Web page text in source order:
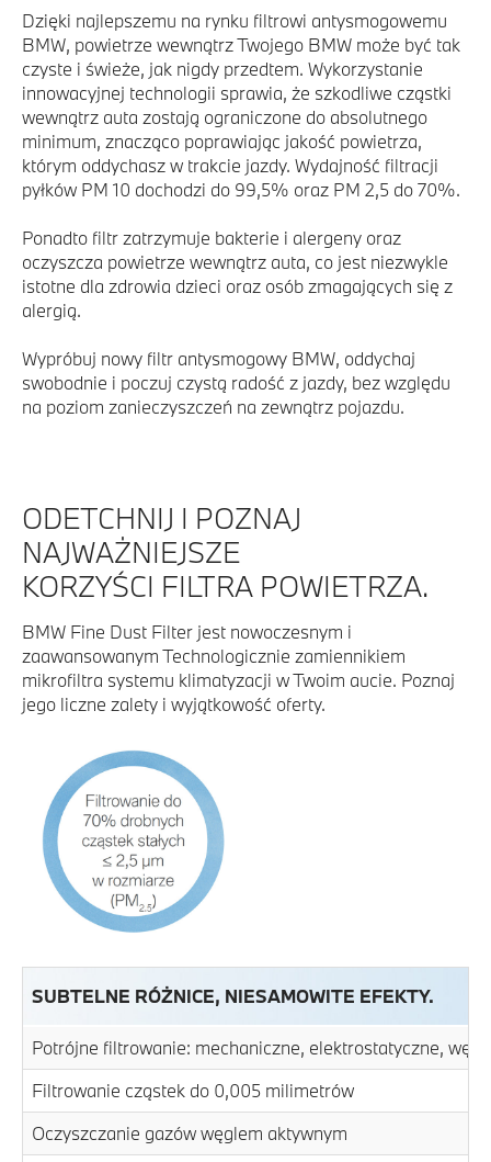
Dzięki najlepszemu na rynku ﬁltrowi antysmogowemu
BMW, powietrze wewnątrz Twojego BMW może być tak
czyste i świeże, jak nigdy przedtem. Wykorzystanie
innowacyjnej technologii sprawia, że szkodliwe cząstki
wewnątrz auta zostają ograniczone do absolutnego
minimum, znacząco poprawiając jakość powietrza,
którym oddychasz w trakcie jazdy. Wydajność filtracji
pyłków PM 10 dochodzi do 99,5% oraz PM 2,5 do 70%.
Ponadto filtr zatrzymuje bakterie i alergeny oraz
oczyszcza powietrze wewnątrz auta, co jest niezwykle
istotne dla zdrowia dzieci oraz osób zmagających się z
alergią.
Wypróbuj nowy ﬁltr antysmogowy BMW, oddychaj
swobodnie i poczuj czystą radość z jazdy, bez względu
na poziom zanieczyszczeń na zewnątrz pojazdu.
ODETCHNIJ I POZNAJ
NAJWAŻNIEJSZE
KORZYŚCI FILTRA POWIETRZA.
BMW Fine Dust Filter jest nowoczesnym i
zaawansowanym Technologicznie zamiennikiem
mikrofiltra systemu klimatyzacji w Twoim aucie. Poznaj
jego liczne zalety i wyjątkowość oferty.
SUBTELNE RÓŻNICE, NIESAMOWITE EFEKTY.
Potrójne filtrowanie: mechaniczne, elektrostatyczne,
Filtrowanie cząstek do 0,005 milimetrów
Oczyszczanie gazów węglem aktywnym